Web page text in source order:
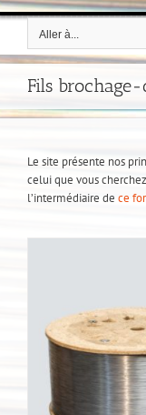
Aller à...
Fils
Le site présente nos
celui que vous
l’intermédiaire de ce